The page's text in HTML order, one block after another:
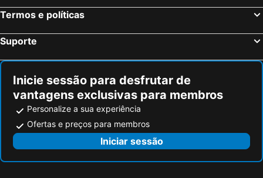
Termos e políticas
Suporte
Inicie sessão para desfrutar de
vantagens exclusivas para membros
Personalize a sua experiência
Ofertas e preços para membros
Iniciar sessão